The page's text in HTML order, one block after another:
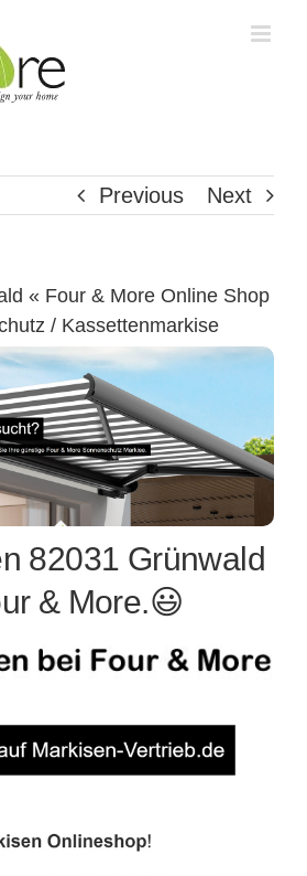
Previous Next
« Four & More Online Shop
/ Kassettenmarkise
82031 Grünwald
& More.😃